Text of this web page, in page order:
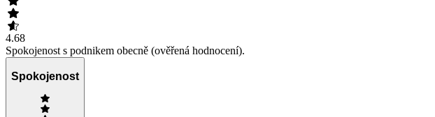
4.68
Spokojenost s podnikem obecně (ověřená hodnocení).
Spokojenost